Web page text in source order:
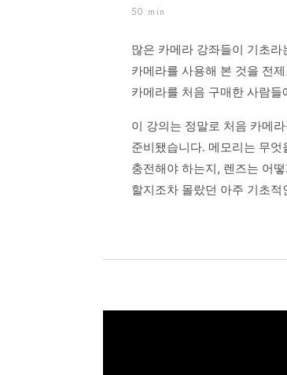
50 min
많은 카메라 강좌들이 기초
카메라를 사용해 본 것을 전
카메라를 처음 구매한 사람
이 강의는 정말로 처음 카메
준비됐습니다. 메모리는 무
충전해야 하는지, 렌즈는 어
할지조차 몰랐던 아주 기초